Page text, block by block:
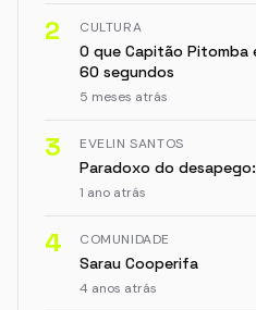
2 CULTURA
O que Capitão Pitomba
60 segundos
5 meses atrás
3 EVELIN SANTOS
Paradoxo do
1 ano atrás
4 COMUNIDADE
Sarau Cooperifa
4 anos atrás